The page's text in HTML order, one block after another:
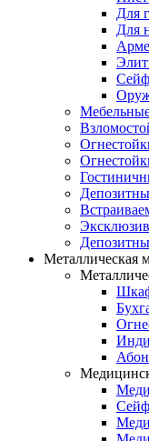
Для
Для
Металлическая